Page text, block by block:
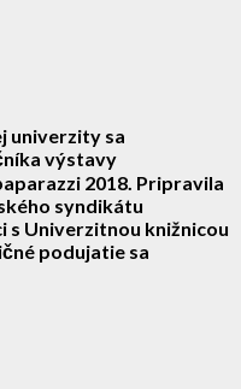
univerzity sa
výstavy
2018. Pripravila
syndikátu
s Univerzitnou knižnicou
podujatie sa